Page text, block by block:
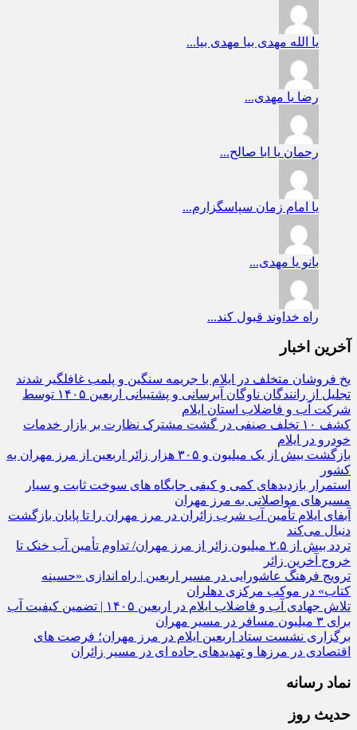
یا الله مهدی بیا مهدی بیا...
رضا یا مهدی...
رحمان یا ابا صالح...
یا امام زمان سپاسگزارم...
بانو یا مهدی...
راه خداوند قبول کند...
آخرین اخبار
یخ‌ فروشان متخلف در ایلام با جریمه سنگین و پلمب غافلگیر شدند
تجلیل از رانندگان ناوگان آبرسانی و پشتیبانی اربعین ۱۴۰۵ توسط
شرکت آب و فاضلاب استان ایلام
کشف ۱۰ تخلف صنفی در گشت مشترک نظارت بر بازار خدمات
خودرو در ایلام
بازگشت بیش از یک میلیون و ۳۰۵ هزار زائر اربعین از مرز مهران به
کشور
استمرار بازدیدهای کمی و کیفی جایگاه‌ های سوخت ثابت و سیار
مسیرهای مواصلاتی به مرز مهران
آبفای ایلام تأمین آب شرب زائران در مرز مهران را تا پایان بازگشت
دنبال می‌کند
تردد بیش از ۲.۵ میلیون زائر از مرز مهران/ تداوم تأمین آب خنک تا
خروج آخرین زائر
ترویج فرهنگ عاشورایی در مسیر اربعین | راه‌ اندازی «حسینه
کتاب» در موکب مرکزی دهلران
تلاش جهادی آب و فاضلاب ایلام در اربعین ۱۴۰۵ | تضمین کیفیت آب
برای ۳ میلیون مسافر در مسیر مهران
برگزاری نشست ستاد اربعین ایلام در مرز مهران؛ فرصت‌ های
اقتصادی در مرزها و تهدیدهای جاده‌ ای در مسیر زائران
نماد رسانه
حدیث روز